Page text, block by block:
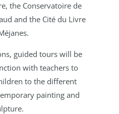
the Conservatoire de
and the Cité du Livre
guided tours will be
with teachers to
to the different
painting and